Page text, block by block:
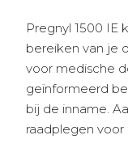
Pregnyl 1500 IE
bereiken van je
voor medische
geïnformeerd
bij de inname.
raadplegen voor